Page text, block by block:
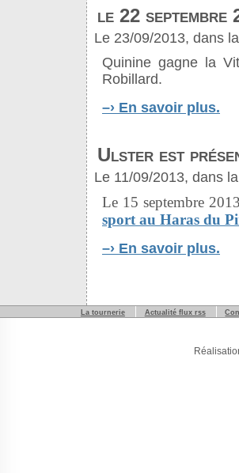
le 22 septembre
Le 23/09/2013, dans
Quinine gagne la
Robillard.
–› En savoir plus.
Ulster est
Le 11/09/2013, dans
Le 15 septembre
sport au Haras du
–› En savoir plus.
La tournerie Actualité flux rss